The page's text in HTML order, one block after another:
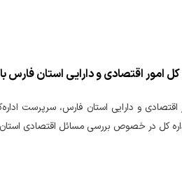
اقتصادی و دارایی استان فارس با
اقتصادی و دارایی استان فارس، سرپرست
کل در خصوص بررسی مسائل اقتصادی